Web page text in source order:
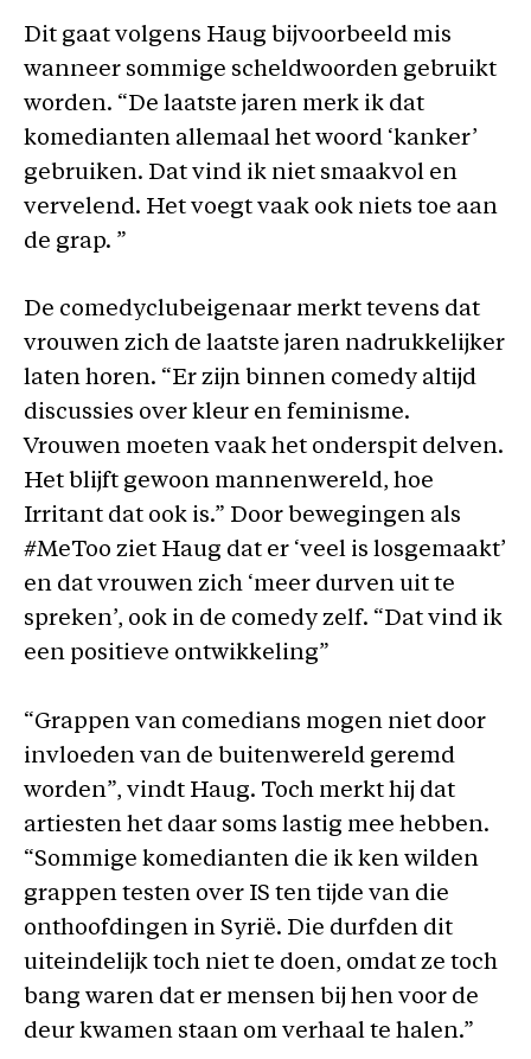
Dit gaat volgens Haug bijvoorbeeld mis
wanneer sommige scheldwoorden gebruikt
worden. “De laatste jaren merk ik dat
komedianten allemaal het woord ‘kanker’
gebruiken. Dat vind ik niet smaakvol en
vervelend. Het voegt vaak ook niets toe aan
de grap. ”
De comedyclubeigenaar merkt tevens dat
vrouwen zich de laatste jaren nadrukkelijker
laten horen. “Er zijn binnen comedy altijd
discussies over kleur en feminisme.
Vrouwen moeten vaak het onderspit delven.
Het blijft gewoon mannenwereld, hoe
Irritant dat ook is.” Door bewegingen als
#MeToo ziet Haug dat er ‘veel is losgemaakt’
en dat vrouwen zich ‘meer durven uit te
spreken’, ook in de comedy zelf. “Dat vind ik
een positieve ontwikkeling”
“Grappen van comedians mogen niet door
invloeden van de buitenwereld geremd
worden”, vindt Haug. Toch merkt hij dat
artiesten het daar soms lastig mee hebben.
“Sommige komedianten die ik ken wilden
grappen testen over IS ten tijde van die
onthoofdingen in Syrië. Die durfden dit
uiteindelijk toch niet te doen, omdat ze toch
bang waren dat er mensen bij hen voor de
deur kwamen staan om verhaal te halen.”